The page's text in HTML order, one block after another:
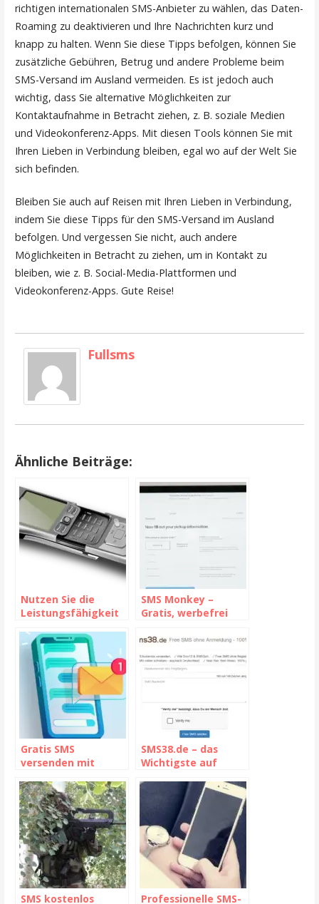
richtigen internationalen SMS-Anbieter zu wählen, das Daten-
Roaming zu deaktivieren und Ihre Nachrichten kurz und
knapp zu halten. Wenn Sie diese Tipps befolgen, können Sie
zusätzliche Gebühren, Betrug und andere Probleme beim
SMS-Versand im Ausland vermeiden. Es ist jedoch auch
wichtig, dass Sie alternative Möglichkeiten zur
Kontaktaufnahme in Betracht ziehen, z. B. soziale Medien
und Videokonferenz-Apps. Mit diesen Tools können Sie mit
Ihren Lieben in Verbindung bleiben, egal wo auf der Welt Sie
sich befinden.
Bleiben Sie auch auf Reisen mit Ihren Lieben in Verbindung,
indem Sie diese Tipps für den SMS-Versand im Ausland
befolgen. Und vergessen Sie nicht, auch andere
Möglichkeiten in Betracht zu ziehen, um in Kontakt zu
bleiben, wie z. B. Social-Media-Plattformen und
Videokonferenz-Apps. Gute Reise!
Fullsms
Ähnliche Beiträge:
Nutzen Sie die
Leistungsfähigkeit
um Ihre
Kommunikation zu
verbessern.
SMS Monkey –
Gratis, werbefrei
Erfahren Sie mehr
Gratis SMS
versenden mit
sollten Sie wissen
SMS38.de – das
Wichtigste auf
SMS kostenlos Professionelle SMS-